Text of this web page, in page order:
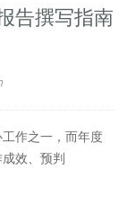
告撰写指南
作之一，而年度
效、预判